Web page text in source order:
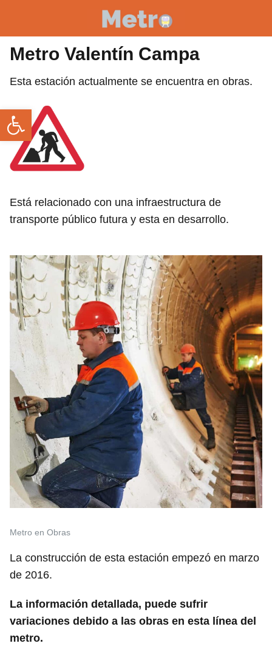
Metro Valentín Campa
Esta estación actualmente se encuentra en obras.
Está relacionado con una infraestructura de
transporte público futura y esta en desarrollo.
Metro en Obras
La construcción de esta estación empezó en marzo
de 2016.
La información detallada, puede sufrir
variaciones debido a las obras en esta línea del
metro.
Abrir barra de herramientas